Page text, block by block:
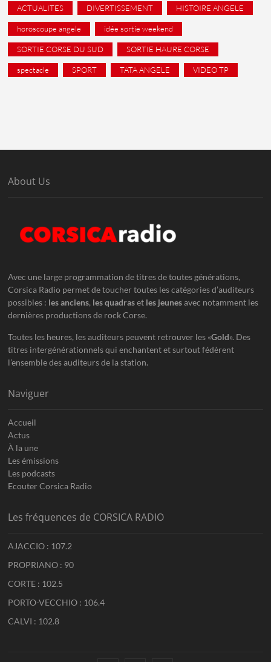
ACTUALITES DIVERTISSEMENT HISTOIRE ANGELE
horoscoupe angele idée sortie weekend
SORTIE CORSE DU SUD SORTIE HAURE CORSE
spectacle SPORT TATA ANGELE VIDEO TP
About Us
Avec une large programmation de titres de toutes générations,
Corsica Radio permet de toucher toutes les catégories d’auditeurs
possibles : les anciens, les quadraset les jeunesavec notamment les
dernières productions de rock Corse.
Toutes les heures, les auditeurs peuvent retrouver les «Gold». Des
titres intergénérationnels qui enchantent et surtout fédèrent
l’ensemble des auditeurs de la station.
Naviguer
Accueil
Actus
À la une
Les émissions
Les podcasts
Ecouter Corsica Radio
Les fréquences de CORSICA RADIO
AJACCIO : 107.2
PROPRIANO : 90
CORTE : 102.5
PORTO-VECCHIO : 106.4
CALVI : 102.8